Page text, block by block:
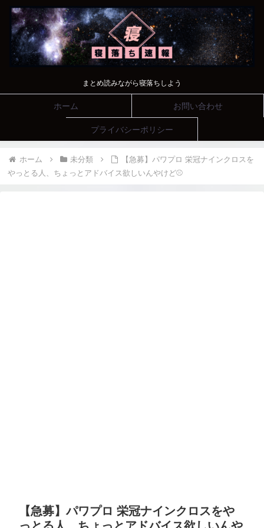
まとめ読みながら寝落ちしよう
ホーム お問い合わせ
プライバシーポリシー
ホーム 未分類
【急募】パワプロ 栄冠ナインクロスを
やっとる人、ちょっとアドバイス欲しいんやけど⚾
【急募】パワプロ 栄冠ナインクロスをや